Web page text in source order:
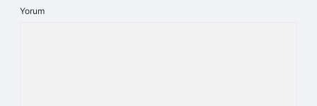
Yorum